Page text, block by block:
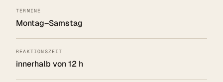
TERMINE
Montag–Samstag
REAKTIONSZEIT
innerhalb von 12 h